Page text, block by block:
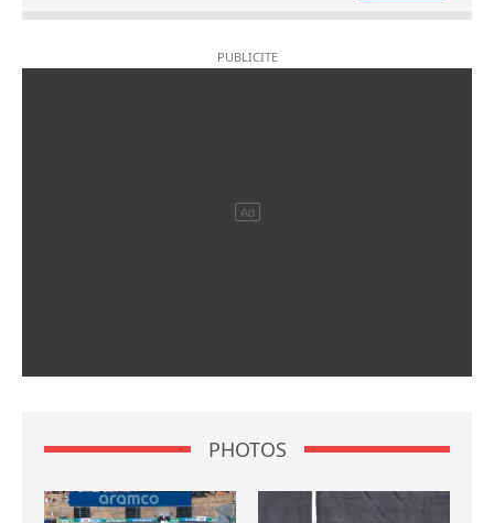
PHOTOS